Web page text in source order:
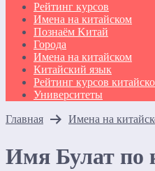
Рейтинг курсов
Имена на китайском
Познаём Kитай
Города
Имена на китайском
Китайский язык
Рейтинг курсов
Университеты
Главная Имена на
Имя Булат по